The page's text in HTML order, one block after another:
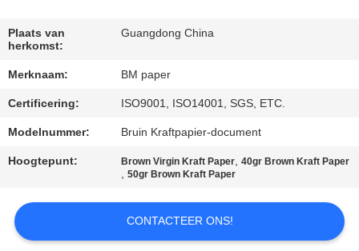
NIEUWS
SITEMAP
POLICY
Plaats van
herkomst:
Guangdong China
Merknaam: BM paper
Certificering: ISO9001, ISO14001, SGS, ETC.
Modelnummer: Bruin Kraftpapier-document
Hoogtepunt: Brown Virgin Kraft Paper,40gr Brown Kraft Paper
,50gr Brown Kraft Paper
CONTACTEER ONS!